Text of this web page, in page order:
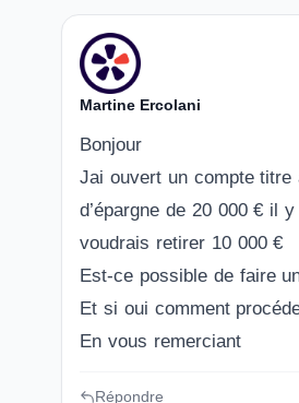
Martine Ercolani
Bonjour
Jai ouvert un compte titre
d’épargne de 20 000 € il
voudrais retirer 10 000 €
Est-ce possible de faire
Et si oui comment
En vous remerciant
Répondre